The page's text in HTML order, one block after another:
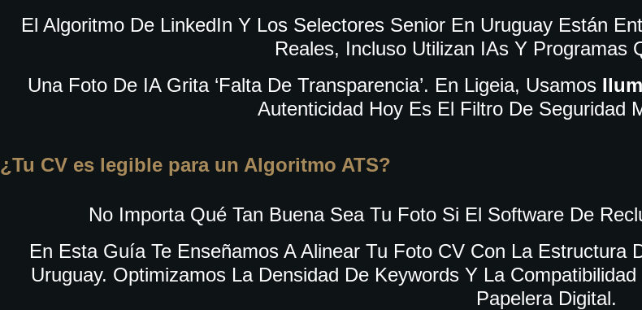
El Algoritmo De LinkedIn Y Los Selectores Senior En Uruguay Están
Reales, Incluso Utilizan IAs Y Programas
Una Foto De IA Grita ‘falta De Transparencia’. En Ligeia, Usamos
Autenticidad Hoy Es El Filtro De Seguridad
¿Tu CV es legible para un Algoritmo ATS?
No Importa Qué Tan Buena Sea Tu Foto Si El Software De
En Esta Guía Te Enseñamos A Alinear Tu Foto CV Con La Estructura
Uruguay. Optimizamos La Densidad De Keywords Y La
Papelera Digital.